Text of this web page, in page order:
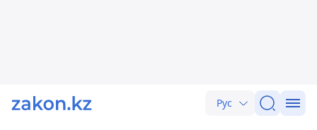
Рус